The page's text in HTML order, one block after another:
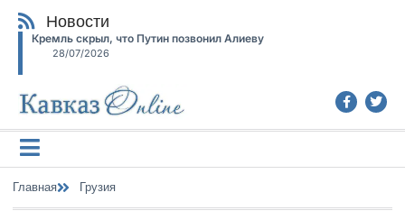
Новости
Кремль скрыл, что Путин позвонил Алиеву
28/07/2026
Главная Грузия